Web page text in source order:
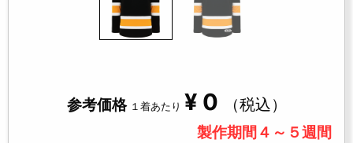
参考価格 １着あたり ¥ 0 （税込）
製作期間４～５週間